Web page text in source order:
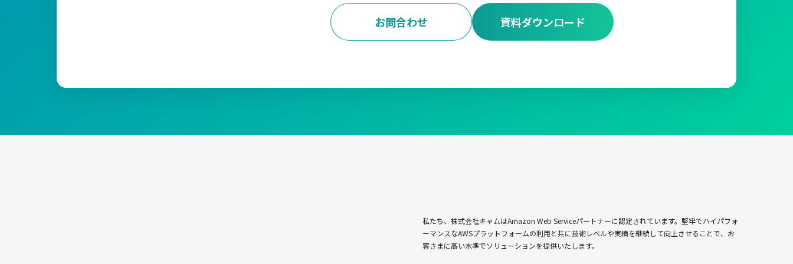
資料ダウンロード
お問合わせ
私たち、株式会社キャムはAmazon Web Serviceパートナーに認定されています。堅牢でハイパフォ
ーマンスなAWSプラットフォームの利用と共に技術レベルや実績を継続して向上させることで、お
客さまに高い水準でソリューションを提供いたします。